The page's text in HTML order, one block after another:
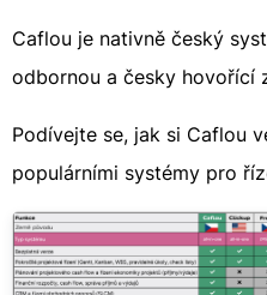
Caflou je nativně český
odbornou a česky hovořící
Podívejte se, jak si Caflou
populárními systémy pro